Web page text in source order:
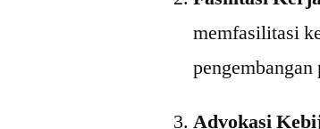
memfasilitasi
Advokasi